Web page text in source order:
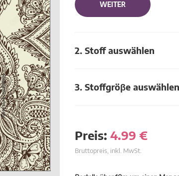
WEITER
2. Stoff auswählen
3. Stoffgröβe auswählen
Preis: 4.99 €
Bruttopreis, inkl. MwSt.